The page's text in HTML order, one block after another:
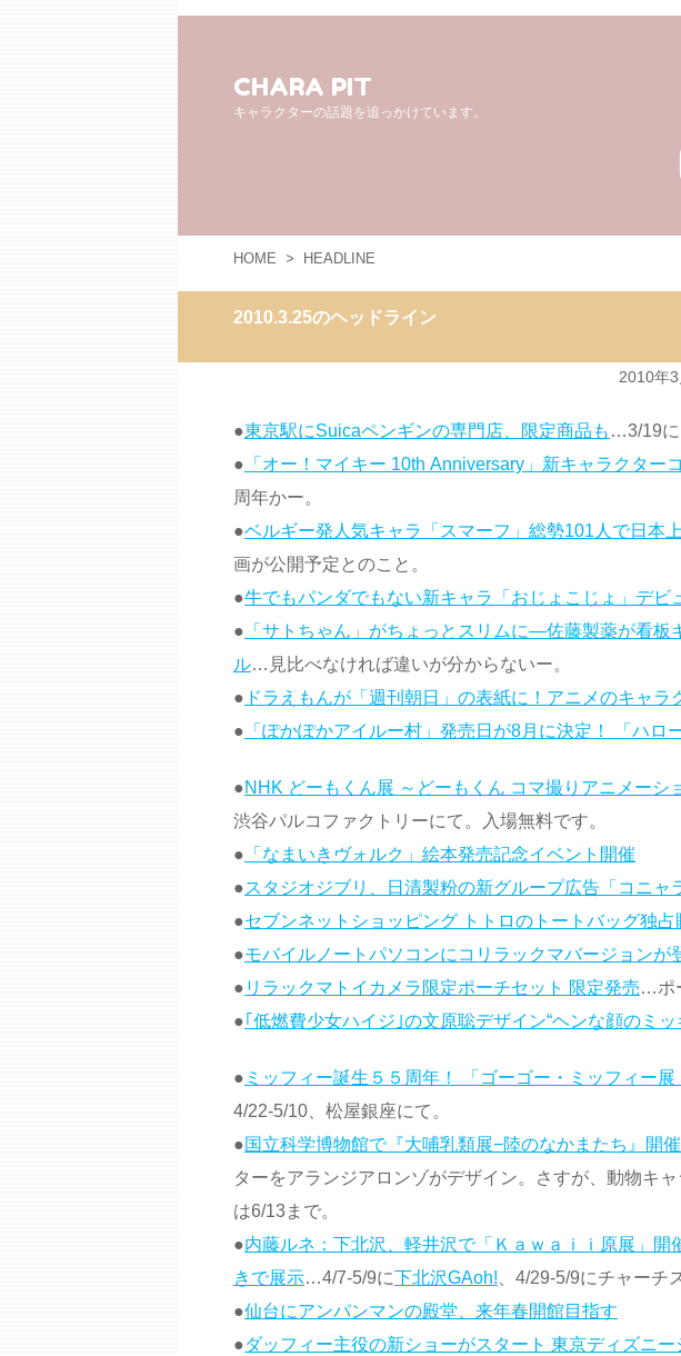
CHARA PIT
キャラクターの話題を追っかけています。
HOME > HEADLINE
2010.3.25のヘッドライン
2010年
●東京駅にSuicaペンギンの専門店、限定商品も …3/19に
● 「オー！マイキー 10th Anniversary」新キャラクター
周年かー。
●ベルギー発人気キャラ「スマーフ」総勢101人で日本
画が公開予定とのこと。
●牛でもパンダでもない新キャラ「おじょこじょ」デビ
● 「サトちゃん」がちょっとスリムに―佐藤製薬が看板
ル…見比べなければ違いが分からないー。
● ドラえもんが「週刊朝日」の表紙に！アニメのキャラ
● 「ぽかぽかアイルー村」発売日が8月に決定！ 「ハロ
●NHK どーもくん展 ～どーもくん コマ撮りアニメーシ
渋谷パルコファクトリーにて。入場無料です。
● 「なまいきヴォルク」絵本発売記念イベント開催
●スタジオジブリ、日清製粉の新グループ広告「コニャ
●セブンネットショッピング トトロのトートバッグ独占
●モバイルノートパソコンにコリラックマバージョンが
● リラックマトイカメラ限定ポーチセット 限定発売…ポ
●｢低燃費少女ハイジ｣の文原聡デザイン“ヘンな顔のミッ
● ミッフィー誕生５５周年！ 「ゴーゴー・ミッフィー
4/22-5/10、松屋銀座にて。
●国立科学博物館で『大哺乳類展−陸のなかまたち』開
ターをアランジアロンゾがデザイン。さすが、動物キ
は6/13まで。
●内藤ルネ：下北沢、軽井沢で「Ｋａｗａｉｉ原展」開
きで展示…4/7-5/9に下北沢GAoh! 、4/29-5/9にチャーチ
●仙台にアンパンマンの殿堂、来年春開館目指す
●ダッフィー主役の新ショーがスタート 東京ディズニー